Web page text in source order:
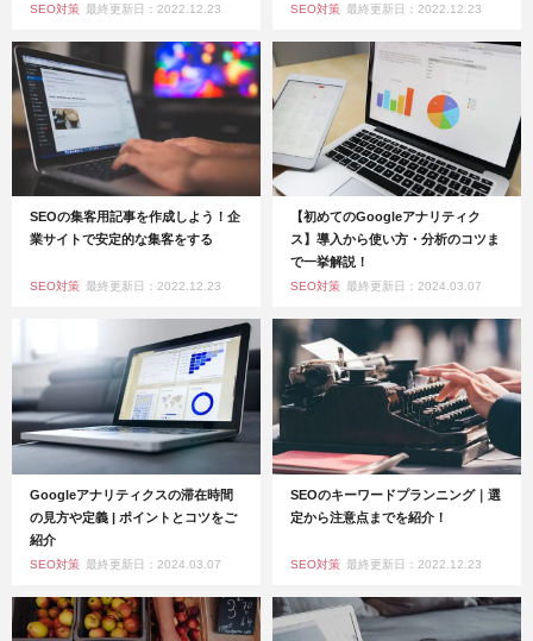
SEO対策 最終更新日：2022.12.23 SEO対策 最終更新日：2022.12.23
SEOの集客用記事を作成しよう！企
業サイトで安定的な集客をする
SEO対策 最終更新日：2022.12.23
【初めてのGoogleアナリティク
ス】導入から使い方・分析のコツま
で一挙解説！
SEO対策 最終更新日：2024.03.07
Googleアナリティクスの滞在時間
の見方や定義 | ポイントとコツをご
紹介
SEO対策 最終更新日：2024.03.07
SEOのキーワードプランニング｜選
定から注意点までを紹介！
SEO対策 最終更新日：2022.12.23